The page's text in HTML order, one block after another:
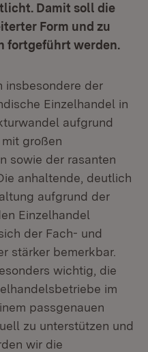
Damit soll die
Form und zu
fortgeführt werden.
insbesondere der
Einzelhandel in
aufgrund
großen
sowie der rasanten
anhaltende, deutlich
aufgrund der
Einzelhandel
der Fach- und
stärker bemerkbar.
wichtig, die
im
passgenauen
zu unterstützen und
wir die